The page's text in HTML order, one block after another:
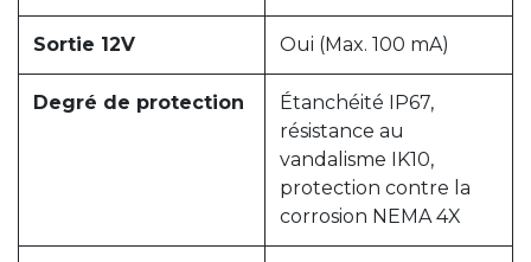
Sortie 12V Oui (Max. 100 mA)
Degré de protection
Étanchéité IP67,
résistance au
vandalisme IK10,
protection contre la
corrosion NEMA 4X